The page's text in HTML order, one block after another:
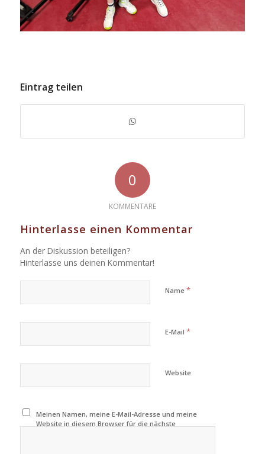
Eintrag teilen
0
KOMMENTARE
Hinterlasse einen Kommentar
An der Diskussion beteiligen?
Hinterlasse uns deinen Kommentar!
Name *
E-Mail *
Website
Meinen Namen, meine E-Mail-Adresse und meine
Website in diesem Browser für die nächste